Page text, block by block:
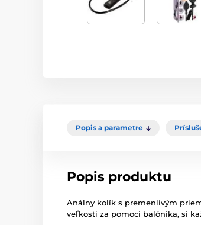
Popis a parametre
Popis produktu
Análny kolík s premenlivým
veľkosti za pomoci balónika, si